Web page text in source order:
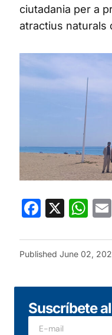
ciutadania per a
atractius naturals
X
Published June 02,
Suscríbete